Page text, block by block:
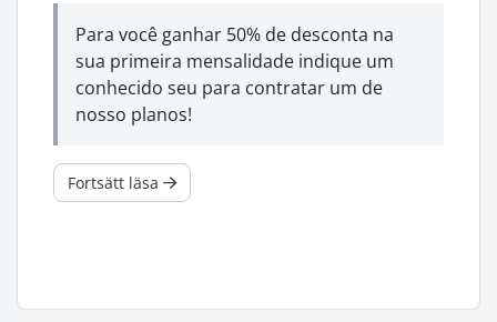
Para você ganhar 50% de desconta na
sua primeira mensalidade indique um
conhecido seu para contratar um de
nosso planos!
Fortsätt läsa